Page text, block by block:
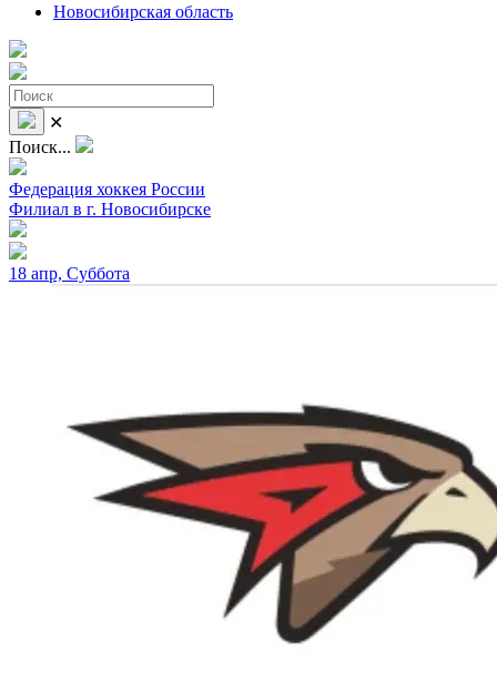
Новосибирская область
✕
Поиск...
Федерация хоккея России
Филиал в г. Новосибирске
18 апр, Суббота